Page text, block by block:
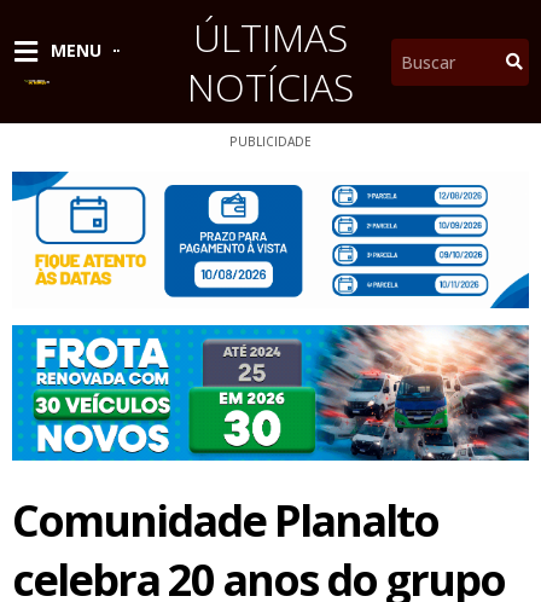
conteúdo
MENU
ÚLTIMAS
NOTÍCIAS
Pesquisar
PUBLICIDADE
Comunidade Planalto
celebra 20 anos do grupo